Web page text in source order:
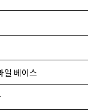
일 베이스